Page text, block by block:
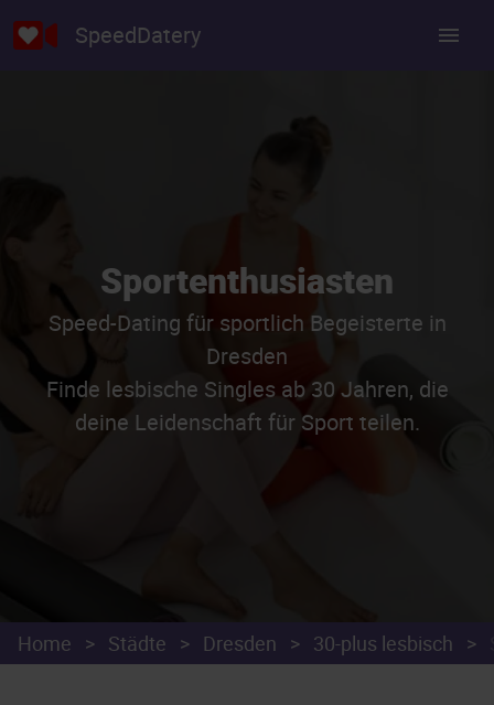
SpeedDatery
Sportenthusiasten
Speed-Dating für sportlich Begeisterte in
Dresden
Finde lesbische Singles ab 30 Jahren, die
deine Leidenschaft für Sport teilen.
Home > Städte > Dresden > 30-plus lesbisch >